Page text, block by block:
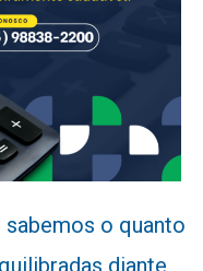
sabemos o quanto
diante